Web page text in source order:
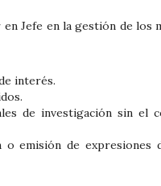
Jefe en la gestión de los
interés.
de investigación sin el
emisión de expresiones